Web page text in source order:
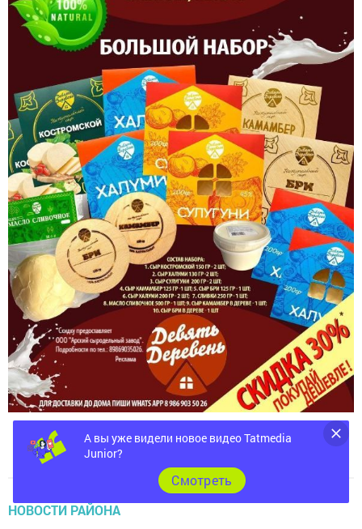
А вы уже видели новое видео Tatmedia
Junior?
Cмотреть